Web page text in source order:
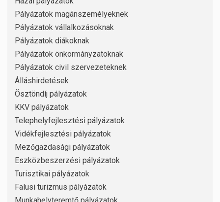
Pályázatok magánszemélyeknek
Pályázatok vállalkozásoknak
Pályázatok diákoknak
Pályázatok önkormányzatoknak
Pályázatok civil szervezeteknek
Álláshirdetések
Ösztöndíj pályázatok
KKV pályázatok
Telephelyfejlesztési pályázatok
Vidékfejlesztési pályázatok
Mezőgazdasági pályázatok
Eszközbeszerzési pályázatok
Turisztikai pályázatok
Falusi turizmus pályázatok